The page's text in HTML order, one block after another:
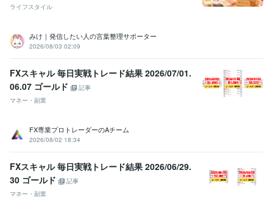
ライフスタイル
みけ｜発信したい人の言葉整理サポーター
2026/08/03 02:09
FXスキャル 毎日実戦トレード結果 2026/07/01.
06.07 ゴールド
記事
マネー・副業
FX専業プロトレーダーのAチーム
2026/08/02 18:34
FXスキャル 毎日実戦トレード結果 2026/06/29.
30 ゴールド
記事
マネー・副業